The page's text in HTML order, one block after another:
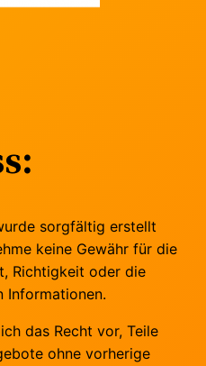
sorgfältig erstellt
keine Gewähr für die
Richtigkeit oder die
Informationen.
das Recht vor, Teile
ohne vorherige